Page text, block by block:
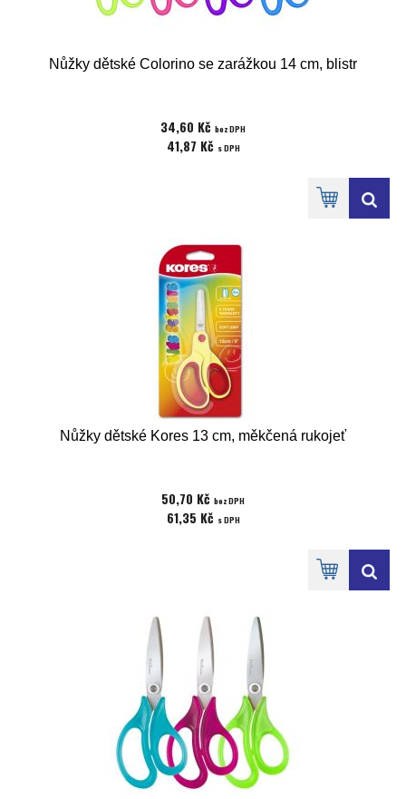
Nůžky dětské Colorino se zarážkou 14 cm, blistr
34,60 Kč bez DPH
41,87 Kč s DPH
Nůžky dětské Kores 13 cm, měkčená rukojeť
50,70 Kč bez DPH
61,35 Kč s DPH